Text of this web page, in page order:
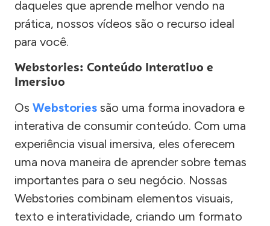
daqueles que aprende melhor vendo na
prática, nossos vídeos são o recurso ideal
para você.
Webstories: Conteúdo Interativo e
Imersivo
Os Webstories são uma forma inovadora e
interativa de consumir conteúdo. Com uma
experiência visual imersiva, eles oferecem
uma nova maneira de aprender sobre temas
importantes para o seu negócio. Nossas
Webstories combinam elementos visuais,
texto e interatividade, criando um formato